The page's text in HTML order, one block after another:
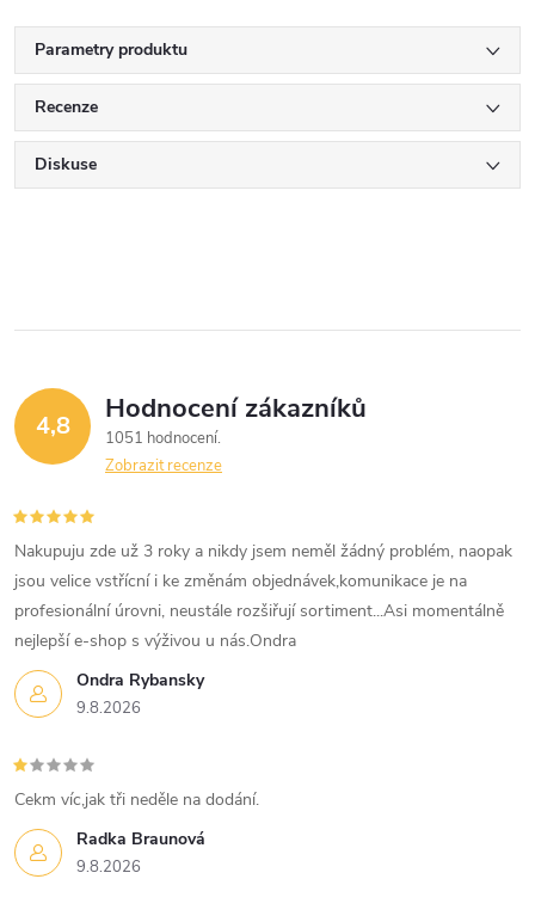
Parametry produktu
Recenze
Diskuse
4,8 Hodnocení zákazníků
1051 hodnocení
Zobrazit recenze
Ondra Rybansky
9.8.2026
Nakupuju zde už 3 roky a nikdy jsem neměl žádný problém, naopak
jsou velice vstřícní i ke změnám objednávek,komunikace je na
profesionální úrovni, neustále rozšiřují sortiment...Asi momentálně
nejlepší e-shop s výživou u nás.Ondra
Radka Braunová
9.8.2026
Cekm víc,jak tři neděle na dodání.